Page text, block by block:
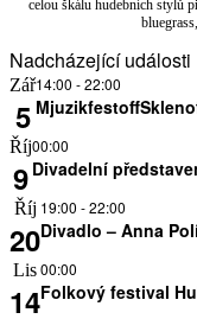
celou škálu hudebních stylů
Nadcházející události
Zář
5
14:00 -22:00
Říj
9
00:00
Divadelní
Říj
20
19:00 -22:00
Divadlo – Anna
Lis
14
00:00
Folkový festival